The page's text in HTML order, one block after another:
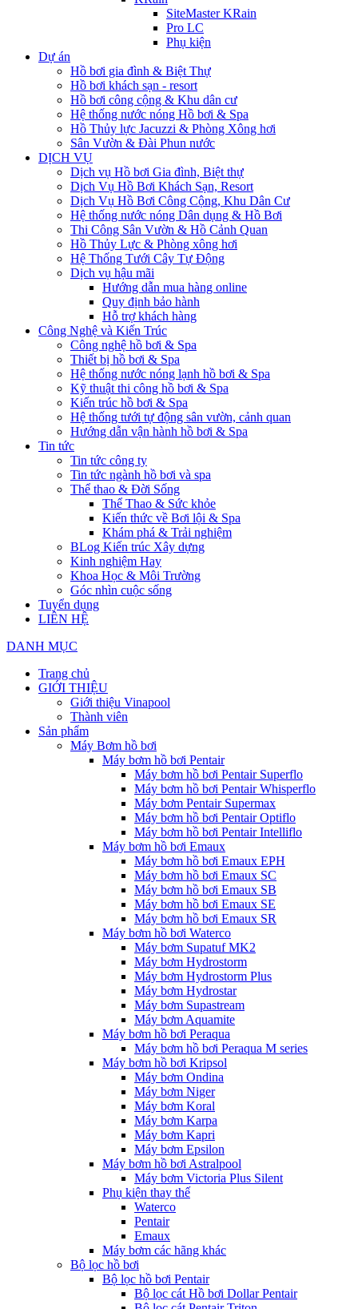
SiteMaster KRain
Pro LC
Phụ kiện
Dự án
Hồ bơi gia đình & Biệt Thự
Hồ bơi khách sạn - resort
Hồ bơi công cộng & Khu dân cư
Hệ thống nước nóng Hồ bơi & Spa
Hồ Thủy lực Jacuzzi & Phòng Xông hơi
Sân Vườn & Đài Phun nước
DỊCH VỤ
Dịch vụ Hồ bơi Gia đình, Biệt thự
Dịch Vụ Hồ Bơi Khách Sạn, Resort
Dịch Vụ Hồ Bơi Công Cộng, Khu Dân Cư
Hệ thống nước nóng Dân dụng & Hồ Bơi
Thi Công Sân Vườn & Hồ Cảnh Quan
Hồ Thủy Lực & Phòng xông hơi
Hệ Thống Tưới Cây Tự Động
Dịch vụ hậu mãi
Hướng dẫn mua hàng online
Quy định bảo hành
Hỗ trợ khách hàng
Công Nghệ và Kiến Trúc
Công nghệ hồ bơi & Spa
Thiết bị hồ bơi & Spa
Hệ thống nước nóng lạnh hồ bơi & Spa
Kỹ thuật thi công hồ bơi & Spa
Kiến trúc hồ bơi & Spa
Hệ thống tưới tự động sân vườn, cảnh quan
Hướng dẫn vận hành hồ bơi & Spa
Tin tức
Tin tức công ty
Tin tức ngành hồ bơi và spa
Thể thao & Đời Sống
Thể Thao & Sức khỏe
Kiến thức về Bơi lội & Spa
Khám phá & Trải nghiệm
BLog Kiến trúc Xây dựng
Kinh nghiệm Hay
Khoa Học & Môi Trường
Góc nhìn cuộc sống
Tuyển dụng
LIÊN HỆ
DANH MỤC
Trang chủ
GIỚI THIỆU
Giới thiệu Vinapool
Thành viên
Sản phẩm
Máy Bơm hồ bơi
Máy bơm hồ bơi Pentair
Máy bơm hồ bơi Pentair Superflo
Máy bơm hồ bơi Pentair Whisperflo
Máy bơm Pentair Supermax
Máy bơm hồ bơi Pentair Optiflo
Máy bơm hồ bơi Pentair Intelliflo
Máy bơm hồ bơi Emaux
Máy bơm hồ bơi Emaux EPH
Máy bơm hồ bơi Emaux SC
Máy bơm hồ bơi Emaux SB
Máy bơm hồ bơi Emaux SE
Máy bơm hồ bơi Emaux SR
Máy bơm hồ bơi Waterco
Máy bơm Supatuf MK2
Máy bơm Hydrostorm
Máy bơm Hydrostorm Plus
Máy bơm Hydrostar
Máy bơm Supastream
Máy bơm Aquamite
Máy bơm hồ bơi Peraqua
Máy bơm hồ bơi Peraqua M series
Máy bơm hồ bơi Kripsol
Máy bơm Ondina
Máy bơm Niger
Máy bơm Koral
Máy bơm Karpa
Máy bơm Kapri
Máy bơm Epsilon
Máy bơm hồ bơi Astralpool
Máy bơm Victoria Plus Silent
Phụ kiện thay thế
Waterco
Pentair
Emaux
Máy bơm các hãng khác
Bộ lọc hồ bơi
Bộ lọc hồ bơi Pentair
Bộ lọc cát Hồ bơi Dollar Pentair